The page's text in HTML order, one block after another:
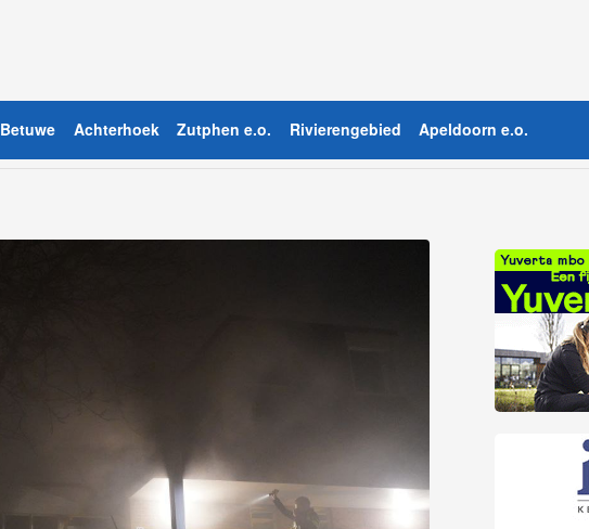
Betuwe Achterhoek Zutphen e.o. Rivierengebied Apeldoorn e.o.